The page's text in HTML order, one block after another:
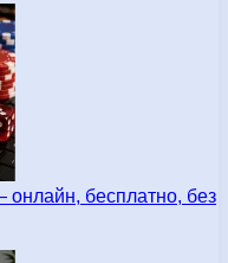
бесплатно, без